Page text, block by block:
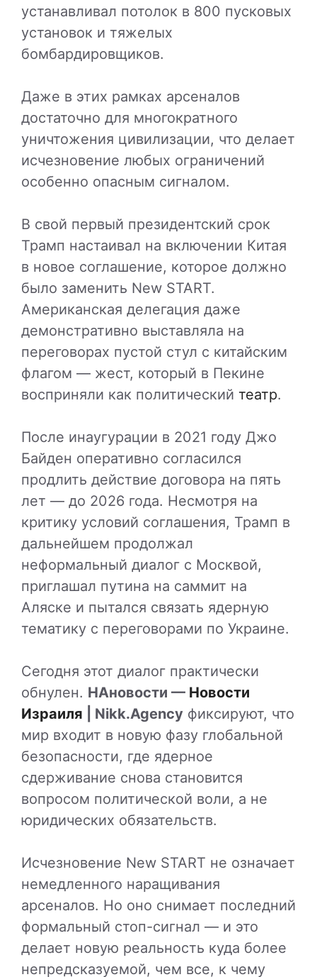
устанавливал потолок в 800 пусковых
установок и тяжелых
бомбардировщиков.
Даже в этих рамках арсеналов
достаточно для многократного
уничтожения цивилизации, что делает
исчезновение любых ограничений
особенно опасным сигналом.
В свой первый президентский срок
Трамп настаивал на включении Китая
в новое соглашение, которое должно
было заменить New START.
Американская делегация даже
демонстративно выставляла на
переговорах пустой стул с китайским
флагом — жест, который в Пекине
восприняли как политический театр.
После инаугурации в 2021 году Джо
Байден оперативно согласился
продлить действие договора на пять
лет — до 2026 года. Несмотря на
критику условий соглашения, Трамп в
дальнейшем продолжал
неформальный диалог с Москвой,
приглашал путина на саммит на
Аляске и пытался связать ядерную
тематику с переговорами по Украине.
Сегодня этот диалог практически
обнулен. НАновости — Новости
Израиля | Nikk.Agency фиксируют, что
мир входит в новую фазу глобальной
безопасности, где ядерное
сдерживание снова становится
вопросом политической воли, а не
юридических обязательств.
Исчезновение New START не означает
немедленного наращивания
арсеналов. Но оно снимает последний
формальный стоп-сигнал — и это
делает новую реальность куда более
непредсказуемой, чем все, к чему